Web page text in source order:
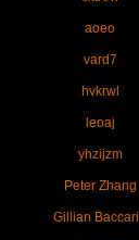
aoeo
vard7
hvkrwl
leoaj
yhzijzm
Peter Zhang
Gillian